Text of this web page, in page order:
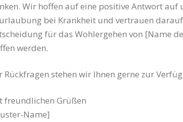
Wir hoffen auf eine positive Antwort auf
bei Krankheit und vertrauen
für das Wohlergehen von [Name
werden.
Rückfragen stehen wir Ihnen gerne zur
freundlichen Grüßen
Name]